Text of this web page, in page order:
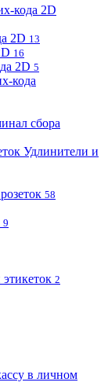
кода 2D
2D 13
16
2D 5
кода
сбора
Удлинители и
58
9
2